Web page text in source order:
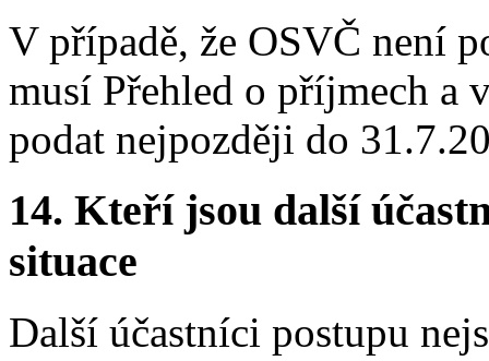
V případě, že OSVČ není
musí Přehled o příjmech a
podat nejpozději do
14. Kteří jsou další
situace
Další účastníci postupu